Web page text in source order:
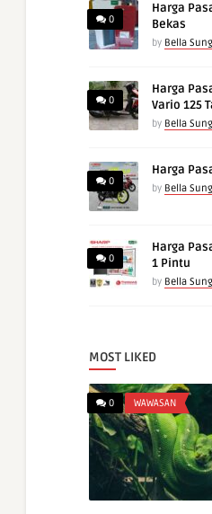
0
Harga
Bekas
by Bella
0
Harga
Vario 125
by Bella
0
Harga
by Bella
0
Harga
1 Pintu
by Bella
MOST LIKED
0 WAWASAN